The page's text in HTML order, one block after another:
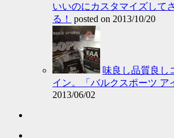
いいのにカスタマイズして
る！
posted on 2013/10/20
味良し品質良し
イン。「バルクスポーツ ア
2013/06/02